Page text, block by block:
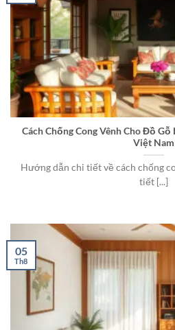
Cách Chống Cong Vênh Cho Đồ
Việt Nam
Hướng dẫn chi tiết về cách chống
tiết [...]
05
Th8